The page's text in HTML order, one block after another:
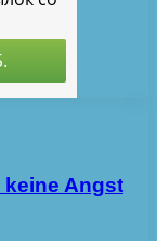
keine Angst